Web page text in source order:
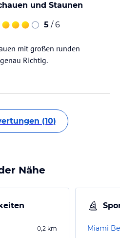
und Staunen
5 / 6
mit großen runden
Richtig.
(10)
Nähe
0,2 km Miami